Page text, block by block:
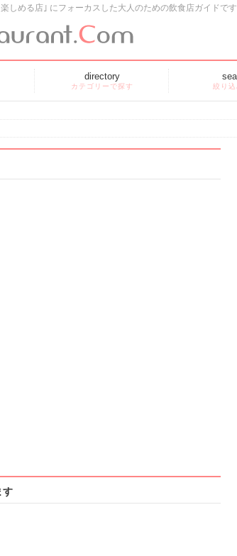
しめる店｣ にフォーカスした大人のための飲食店ガイドです
directory
カテゴリーで探す 絞り
す